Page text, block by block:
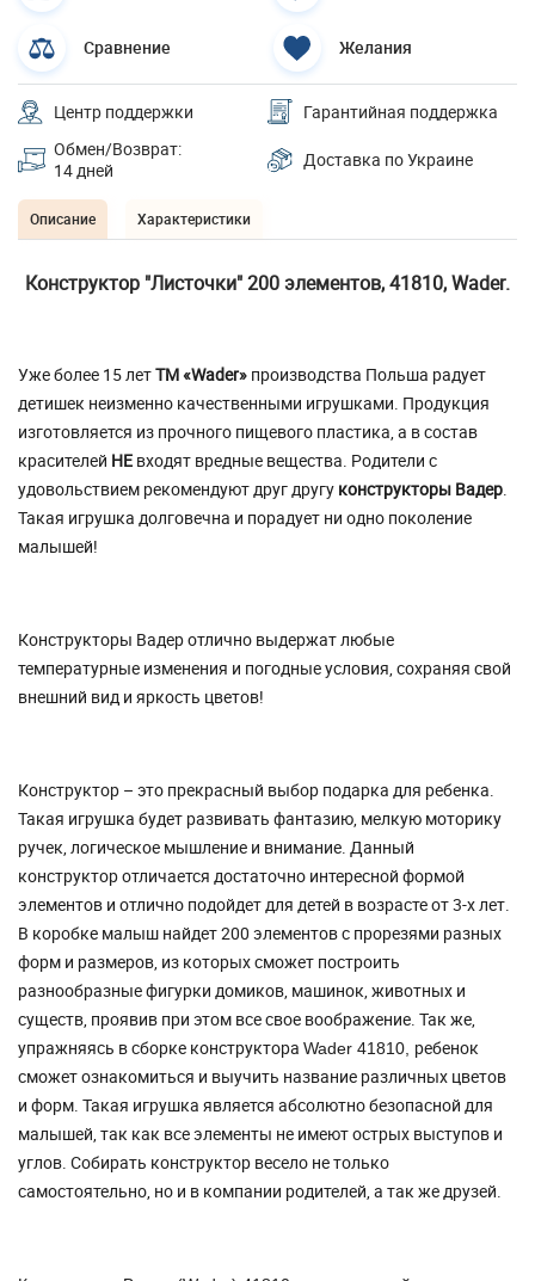
Сравнение Желания
Центр поддержки
Гарантийная поддержка
Обмен/Возврат:
14 дней
Доставка по Украине
Описание Характеристики
Конструктор "Листочки" 200 элементов, 41810,Wader.
Уже более 15 летТМ «Wader» производства Польша радует
детишек неизменно качественными игрушками. Продукция
изготовляется из прочного пищевого пластика, а в состав
красителей НЕ входят вредные вещества. Родители с
удовольствием рекомендуют друг другу конструкторы Вадер.
Такая игрушка долговечна и порадует ни одно поколение
малышей!
Конструкторы Вадер отлично выдержат любые
температурные изменения и погодные условия, сохраняя свой
внешний вид и яркость цветов!
Конструктор – это прекрасный выбор подарка для ребенка.
Такая игрушка будет развивать фантазию, мелкую моторику
ручек, логическое мышление и внимание. Данный
конструктор отличается достаточно интересной формой
элементов и отлично подойдет для детей в возрасте от 3-х лет.
В коробке малыш найдет 200 элементов с прорезями разных
форм и размеров, из которых сможет построить
разнообразные фигурки домиков, машинок, животных и
существ, проявив при этом все свое воображение. Так же,
упражняясь в сборке конструктора Wader 41810, ребенок
сможет ознакомиться и выучить название различных цветов
и форм. Такая игрушка является абсолютно безопасной для
малышей, так как все элементы не имеют острых выступов и
углов. Собирать конструктор весело не только
самостоятельно, но и в компании родителей, а так же друзей.